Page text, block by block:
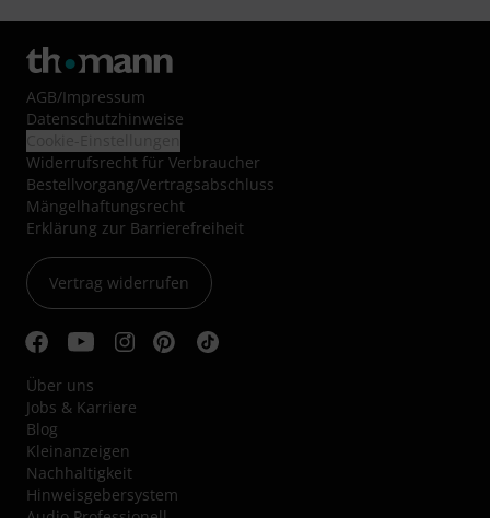
AGB/Impressum
Datenschutzhinweise
Widerrufsrecht für Verbraucher
Bestellvorgang/Vertragsabschluss
Mängelhaftungsrecht
Erklärung zur Barrierefreiheit
Vertrag widerrufen
Über uns
Jobs & Karriere
Blog
Kleinanzeigen
Nachhaltigkeit
Hinweisgebersystem